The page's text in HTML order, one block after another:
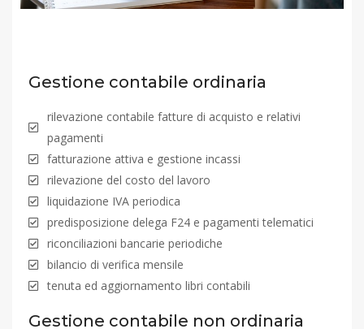
Gestione contabile ordinaria
rilevazione contabile fatture di acquisto e relativi
pagamenti
fatturazione attiva e gestione incassi
rilevazione del costo del lavoro
liquidazione IVA periodica
predisposizione delega F24 e pagamenti telematici
riconciliazioni bancarie periodiche
bilancio di verifica mensile
tenuta ed aggiornamento libri contabili
Gestione contabile non ordinaria